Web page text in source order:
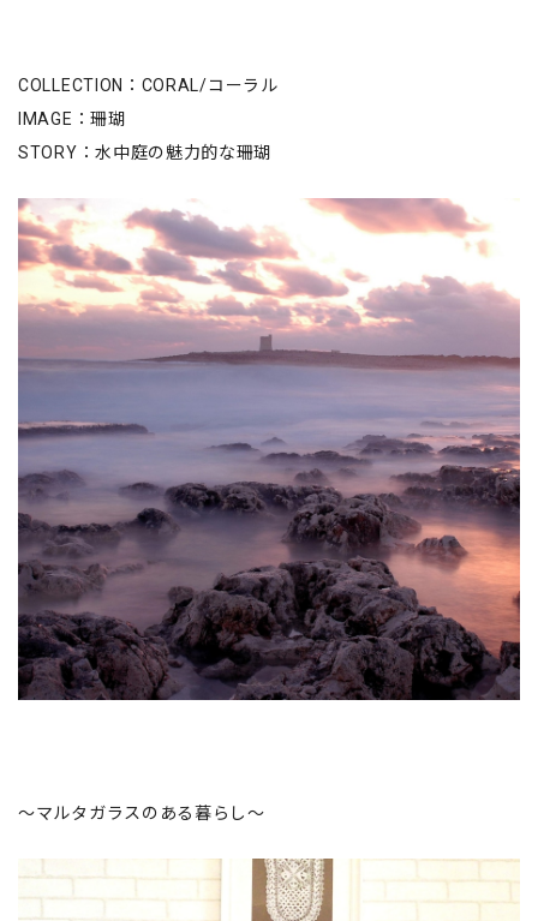
COLLECTION：CORAL/コーラル
IMAGE：珊瑚
STORY：水中庭の魅力的な珊瑚
～マルタガラスのある暮らし～